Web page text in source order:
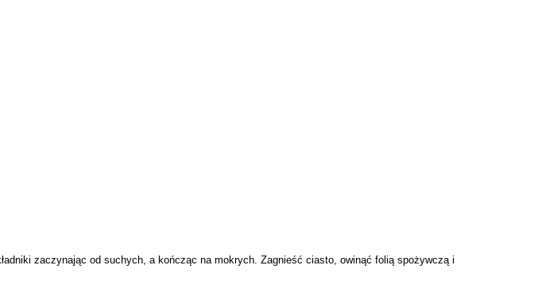
zaczynając od suchych, a kończąc na mokrych. Zagnieść ciasto, owinąć folią spożywczą i